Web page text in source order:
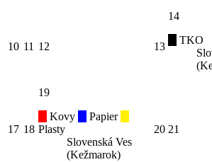
10 11 12 13
14
TKO
17 18
19
Kovy
Papier
Plasty
Slovenská Ves
(Kežmarok)
20 21